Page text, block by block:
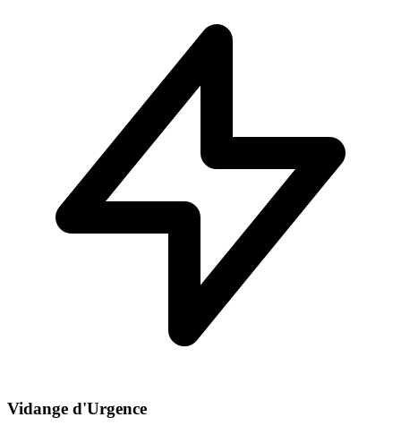
Vidange d'Urgence